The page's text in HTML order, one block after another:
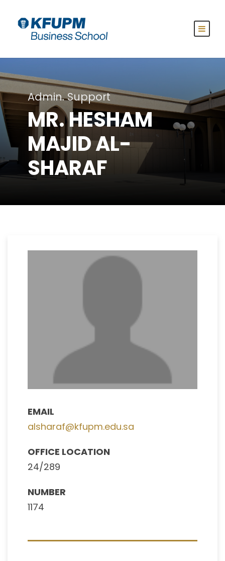
Admin. Support
MR. HESHAM
MAJID AL-
SHARAF
EMAIL
alsharaf@kfupm.edu.sa
OFFICE LOCATION
24/289
NUMBER
1174